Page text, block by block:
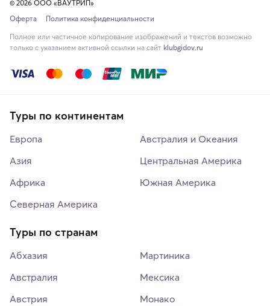
© 2026 ООО «ВАУТРИП»
Оферта
Политика конфиденциальности
Полное или частичное копирование изображений и текстов возможно
только с указанием активной ссылки на сайт klubgidov.ru
Туры по континентам
Европа
Азия
Африка
Северная Америка
Австралия и Океания
Центральная Америка
Южная Америка
Туры по странам
Абхазия
Австралия
Австрия
Мартиника
Мексика
Монако